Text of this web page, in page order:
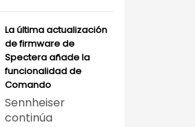
La última actualización
de firmware de
Spectera añade la
funcionalidad de
Comando
Sennheiser
continúa